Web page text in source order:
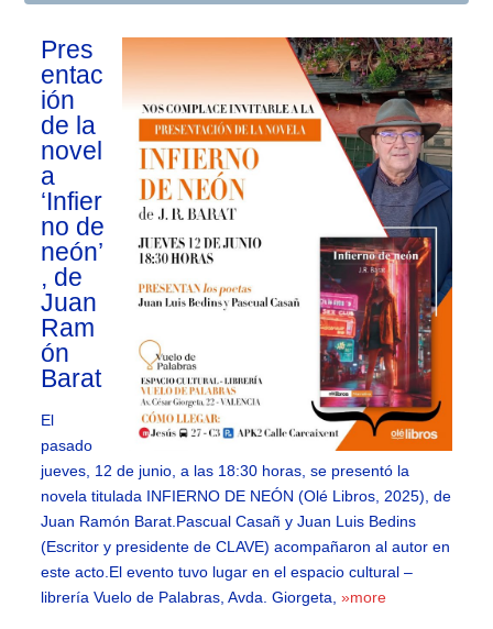
Pres
entac
ión
de la
novel
a
‘Infier
no de
neón’
, de
Juan
Ram
ón
Barat
El
pasado
jueves, 12 de junio, a las 18:30 horas, se presentó la
novela titulada INFIERNO DE NEÓN (Olé Libros, 2025), de
Juan Ramón Barat.Pascual Casañ y Juan Luis Bedins
(Escritor y presidente de CLAVE) acompañaron al autor en
este acto.El evento tuvo lugar en el espacio cultural –
librería Vuelo de Palabras, Avda. Giorgeta,»more